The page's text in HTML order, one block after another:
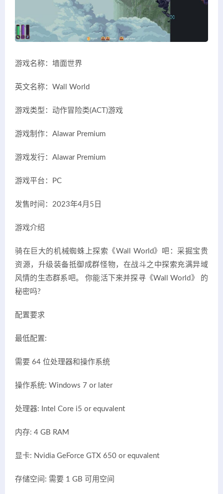
游戏名称：墙面世界
英文名称：Wall World
游戏类型：动作冒险类(ACT)游戏
游戏制作：Alawar Premium
游戏发行：Alawar Premium
游戏平台：PC
发售时间：2023年4月5日
游戏介绍
骑在巨大的机械蜘蛛上探索《Wall World》吧：采掘宝贵
资源，升级装备抵御成群怪物，在战斗之中探索充满异域
风情的生态群系吧。 你能活下来并探寻《Wall World》 的
秘密吗?
配置要求
最低配置:
需要 64 位处理器和操作系统
操作系统: Windows 7 or later
处理器: Intel Core i5 or equvalent
内存: 4 GB RAM
显卡: Nvidia GeForce GTX 650 or equvalent
存储空间: 需要 1 GB 可用空间